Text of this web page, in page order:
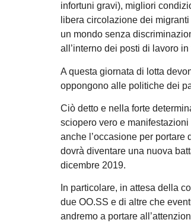
infortuni gravi), migliori
libera circolazione dei
un mondo senza
all’interno dei posti di lavoro
A questa giornata di lotta
oppongono alle politiche dei
Ciò detto e nella forte
sciopero vero e
anche l’occasione per
dovrà diventare una nuova
dicembre 2019.
In particolare, in attesa della
due OO.SS e di altre che
andremo a portare